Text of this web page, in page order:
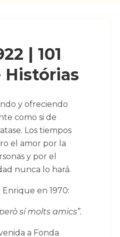
| 101
Histórias
y ofreciendo
como si de
Los tiempos
el amor por la
y por el
nunca lo hará.
Enrique en 1970:
sí molts amics”.
a Fonda